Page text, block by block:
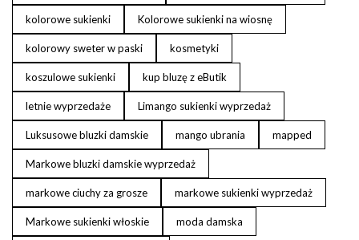
kolorowe sukienki Kolorowe sukienki na wiosnę
kolorowy sweter w paski kosmetyki
koszulowe sukienki kup bluzę z eButik
letnie wyprzedaże Limango sukienki wyprzedaż
Luksusowe bluzki damskie mango ubrania mapped
Markowe bluzki damskie wyprzedaż
markowe ciuchy za grosze markowe sukienki wyprzedaż
Markowe sukienki włoskie moda damska